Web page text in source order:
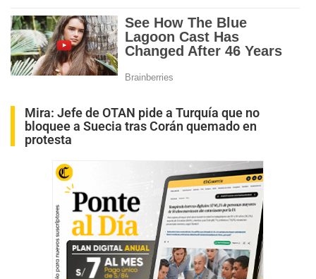
Mira: Jefe de OTAN pide a Turquía que no
bloquee a Suecia tras Corán quemado en
protesta